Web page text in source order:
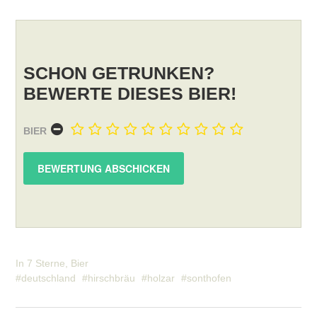
SCHON GETRUNKEN?
BEWERTE DIESES BIER!
BIER
In 7 Sterne
Bier
deutschland
hirschbräu holzar sonthofen